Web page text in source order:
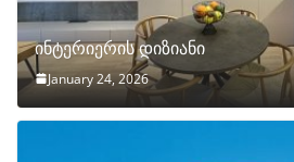
ინტერიერის დიზიანი
January 24, 2026